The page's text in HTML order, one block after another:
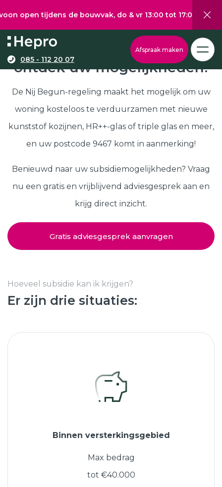
tijdens de bouwvak, do & vr 13:00 tot 17:00, za 10:00
085 - 112 20 07
Afspraak maken
Nij Begun subsidie in 9467,
ontdek uw mogelijkheden!
De Nij Begun-regeling maakt het mogelijk om uw
woning kosteloos te verduurzamen met nieuwe
kunststof kozijnen, HR++-glas of triple glas en meer,
en uw postcode 9467 komt in aanmerking!
Benieuwd naar uw subsidiemogelijkheden? Vraag
nu een gratis en vrijblijvend adviesgesprek aan en
krijg direct inzicht.
Gratis adviesgesprek aanvragen
Hoeveel subsidie kan ik krijgen?
Er zijn drie situaties:
Binnen versterkingsgebied
Max bedrag
tot €40.000
Wat wilt u graag verduurzamen?
Via onze configurator berekent u eenvoudig een
richtprijs voor uw kunststof kozijnen, -deuren, of
schuifpuien.
Samenstellen
Deuren
Schuifpuien
Kunststof kozijnen
Kunststof deuren
Kunststof schuifpuien
Isolatie
Klantenservice
Hepro
Subsidies
SHOWROOM BEZOEKEN